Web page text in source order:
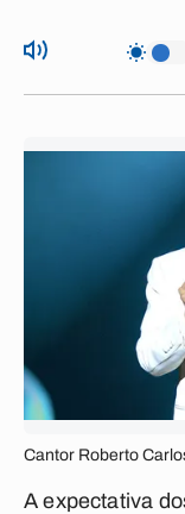
Cantor Roberto
A expectativa